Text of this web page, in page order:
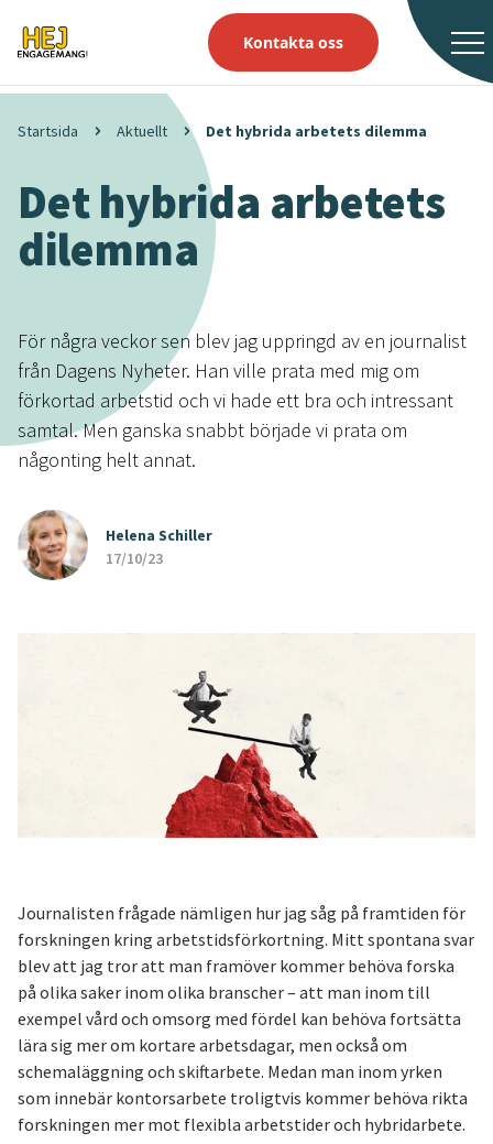
Kontakta oss
Startsida Aktuellt Det hybrida arbetets dilemma
Det hybrida arbetets
dilemma
För några veckor sen blev jag uppringd av en journalist
från Dagens Nyheter. Han ville prata med mig om
förkortad arbetstid och vi hade ett bra och intressant
samtal. Men ganska snabbt började vi prata om
någonting helt annat.
Helena Schiller
17/10/23
Journalisten frågade nämligen hur jag såg på framtiden för
forskningen kring arbetstidsförkortning. Mitt spontana svar
blev att jag tror att man framöver kommer behöva forska
på olika saker inom olika branscher – att man inom till
exempel vård och omsorg med fördel kan behöva fortsätta
lära sig mer om kortare arbetsdagar, men också om
schemaläggning och skiftarbete. Medan man inom yrken
som innebär kontorsarbete troligtvis kommer behöva rikta
forskningen mer mot flexibla arbetstider och hybridarbete.